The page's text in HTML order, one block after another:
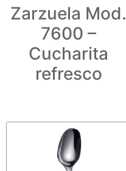
Zarzuela Mod.
7600 –
Cucharita
refresco